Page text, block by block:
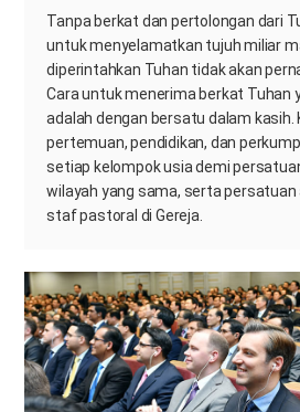
Tanpa berkat dan pertolongan dari
untuk menyelamatkan tujuh miliar
diperintahkan Tuhan tidak akan
Cara untuk menerima berkat Tuhan
adalah dengan bersatu dalam kasih.
pertemuan, pendidikan, dan
setiap kelompok usia demi
wilayah yang sama, serta
staf pastoral di Gereja.